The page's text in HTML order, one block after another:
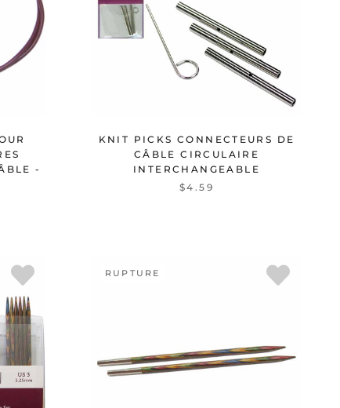
-
KNIT PICKS CONNECTEURS DE
CÂBLE CIRCULAIRE
INTERCHANGEABLE
$4.59
RUPTURE